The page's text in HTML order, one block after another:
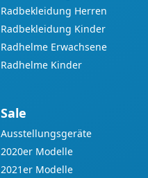
Radbekleidung Herren
Radbekleidung Kinder
Radhelme Erwachsene
Radhelme Kinder
Sale
Ausstellungsgeräte
2020er Modelle
2021er Modelle